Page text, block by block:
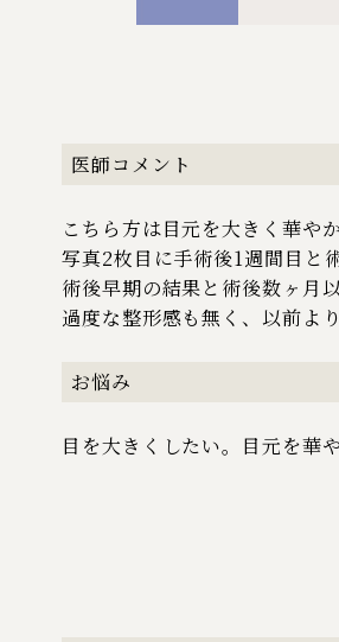
医師コメント
こちら方は目元を大きく華や
写真2枚目に手術後1週間目と
術後早期の結果と術後数ヶ月
過度な整形感も無く、以前よ
お悩み
目を大きくしたい。目元を華